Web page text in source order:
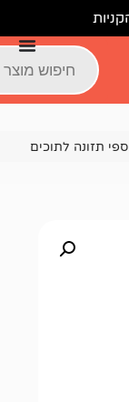
מקלות זרעים